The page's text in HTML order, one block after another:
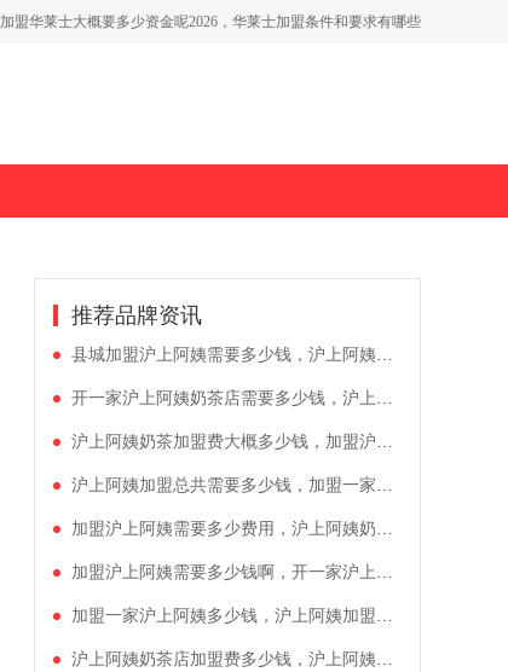
加盟华莱士大概要多少资金呢2026，华莱士加盟条件和要求有哪些
推荐品牌资讯
县城加盟沪上阿姨需要多少钱，沪上阿姨加盟需要多少钱啊
开一家沪上阿姨奶茶店需要多少钱，沪上阿姨加盟费用和条件
沪上阿姨奶茶加盟费大概多少钱，加盟沪上阿姨奶茶店需要多少钱
沪上阿姨加盟总共需要多少钱，加盟一家沪上阿姨多少钱
加盟沪上阿姨需要多少费用，沪上阿姨奶茶店加盟需要的费用
加盟沪上阿姨需要多少钱啊，开一家沪上阿姨店需要多少钱
加盟一家沪上阿姨多少钱，沪上阿姨加盟大约多少钱呀
沪上阿姨奶茶店加盟费多少钱，沪上阿姨加盟费大概是多少